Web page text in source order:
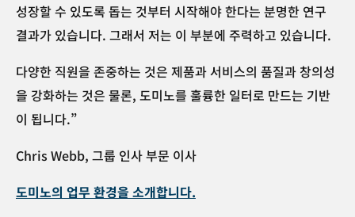
성장할 수 있도록 돕는 것부터 시작해야 한다는 분명한 연구
결과가 있습니다. 그래서 저는 이 부분에 주력하고 있습니다.
다양한 직원을 존중하는 것은 제품과 서비스의 품질과 창의성
을 강화하는 것은 물론, 도미노를 훌륭한 일터로 만드는 기반
이 됩니다.”
Chris Webb, 그룹 인사 부문 이사
도미노의 업무 환경을 소개합니다.